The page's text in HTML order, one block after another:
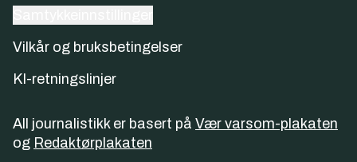
Vilkår og bruksbetingelser
KI-retningslinjer
All journalistikk er basert på Vær varsom-plakaten
og Redaktørplakaten